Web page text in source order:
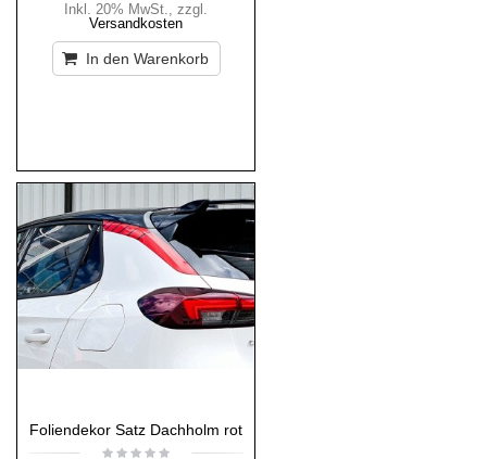
Inkl. 20% MwSt., zzgl.
Versandkosten
In den Warenkorb
Foliendekor Satz Dachholm rot